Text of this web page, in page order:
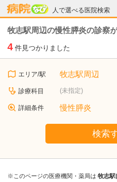
人で選べる医院検索
病院なび
牧志駅周辺の慢性膵炎の診察
4 件見つかりました
エリア/駅 牧志駅周辺
診療科目 (未指定)
詳細条件 慢性膵炎
検索
※このページの医療機関・薬局は 牧志駅